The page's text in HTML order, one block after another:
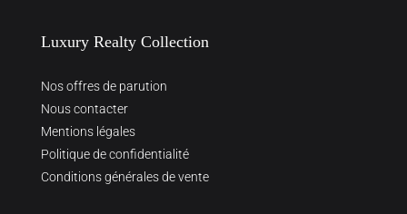
Luxury Realty Collection
Nos offres de parution
Nous contacter
Mentions légales
Politique de confidentialité
Conditions générales de vente